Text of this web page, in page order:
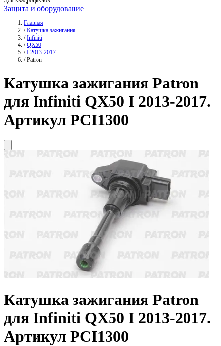
Защита и оборудование
Главная
/ Катушка зажигания
/ Infiniti
/ QX50
/ I 2013-2017
/ Patron
Катушка зажигания Patron
для Infiniti QX50 I 2013-2017.
Артикул PCI1300
Катушка зажигания Patron
для Infiniti QX50 I 2013-2017.
Артикул PCI1300